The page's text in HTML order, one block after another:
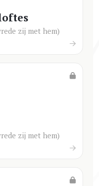
zij met hem)
zij met hem)